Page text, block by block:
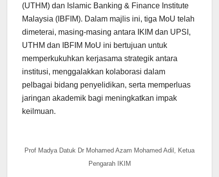
(UTHM) dan Islamic Banking & Finance Institute
Malaysia (IBFIM). Dalam majlis ini, tiga MoU telah
dimeterai, masing-masing antara IKIM dan UPSI,
UTHM dan IBFIM MoU ini bertujuan untuk
memperkukuhkan kerjasama strategik antara
institusi, menggalakkan kolaborasi dalam
pelbagai bidang penyelidikan, serta memperluas
jaringan akademik bagi meningkatkan impak
keilmuan.
Prof Madya Datuk Dr Mohamed Azam Mohamed Adil, Ketua
Pengarah IKIM